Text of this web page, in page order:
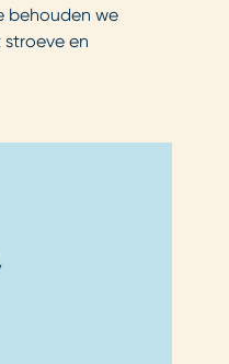
behouden we
en